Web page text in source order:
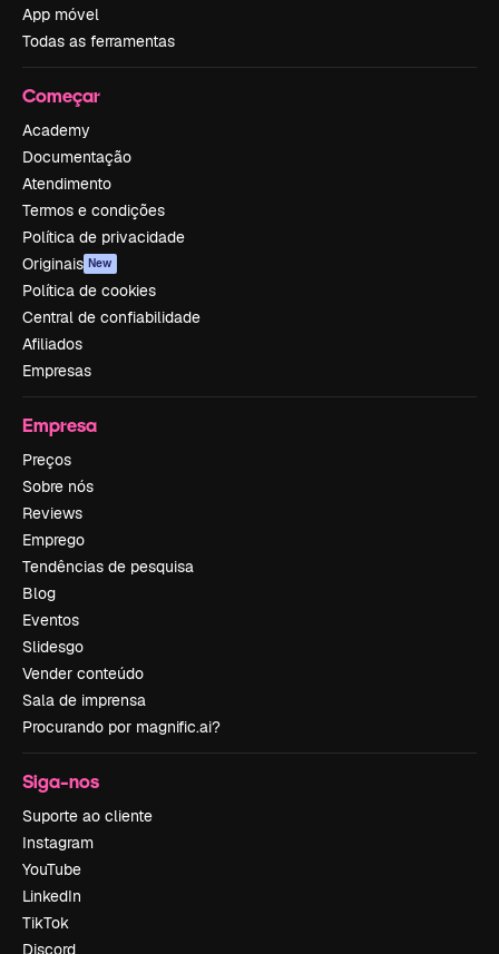
App móvel
Todas as ferramentas
Começar
Academy
Documentação
Atendimento
Termos e condições
Política de privacidade
Originais New
Política de cookies
Central de confiabilidade
Afiliados
Empresas
Empresa
Preços
Sobre nós
Reviews
Emprego
Tendências de pesquisa
Blog
Eventos
Slidesgo
Vender conteúdo
Sala de imprensa
Procurando por magnific.ai?
Siga-nos
Suporte ao cliente
Instagram
YouTube
LinkedIn
TikTok
Discord